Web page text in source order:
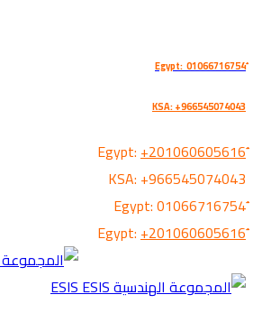
KSA: +966545074043
+201060605616
KSA: +966545074043
01066716754
+201060605616